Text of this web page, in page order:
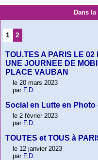
Dans
1 2
TOU.TES A PARIS LE
UNE JOURNEE DE
PLACE VAUBAN
le 20 mars 2023
par F.D.
Social en Lutte en Photo
le 2 février 2023
par F.D.
TOUTES et TOUS à
le 12 janvier 2023
par F.D.